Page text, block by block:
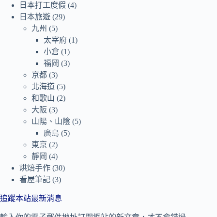
日本打工度假 (4)
日本旅遊 (29)
九州 (5)
太宰府 (1)
小倉 (1)
福岡 (3)
京都 (3)
北海道 (5)
和歌山 (2)
大阪 (3)
山陽、山陰 (5)
廣島 (5)
東京 (2)
靜岡 (4)
烘焙手作 (30)
看屋筆記 (3)
追蹤本站最新消息